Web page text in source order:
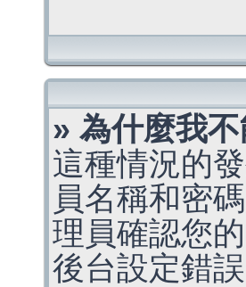
» 為什麼我不
這種情況的
員名稱和密
理員確認您
後台設定錯